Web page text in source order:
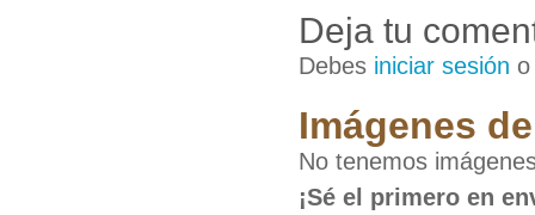
Deja tu
Debes iniciar sesión
Imágenes
No tenemos
¡Sé el primero en